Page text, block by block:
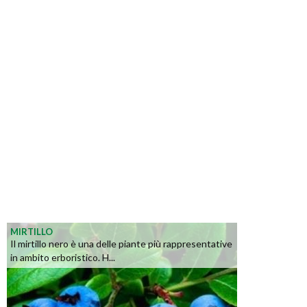
MIRTILLO
Il mirtillo nero è una delle piante più rappresentative
in ambito erboristico. H...